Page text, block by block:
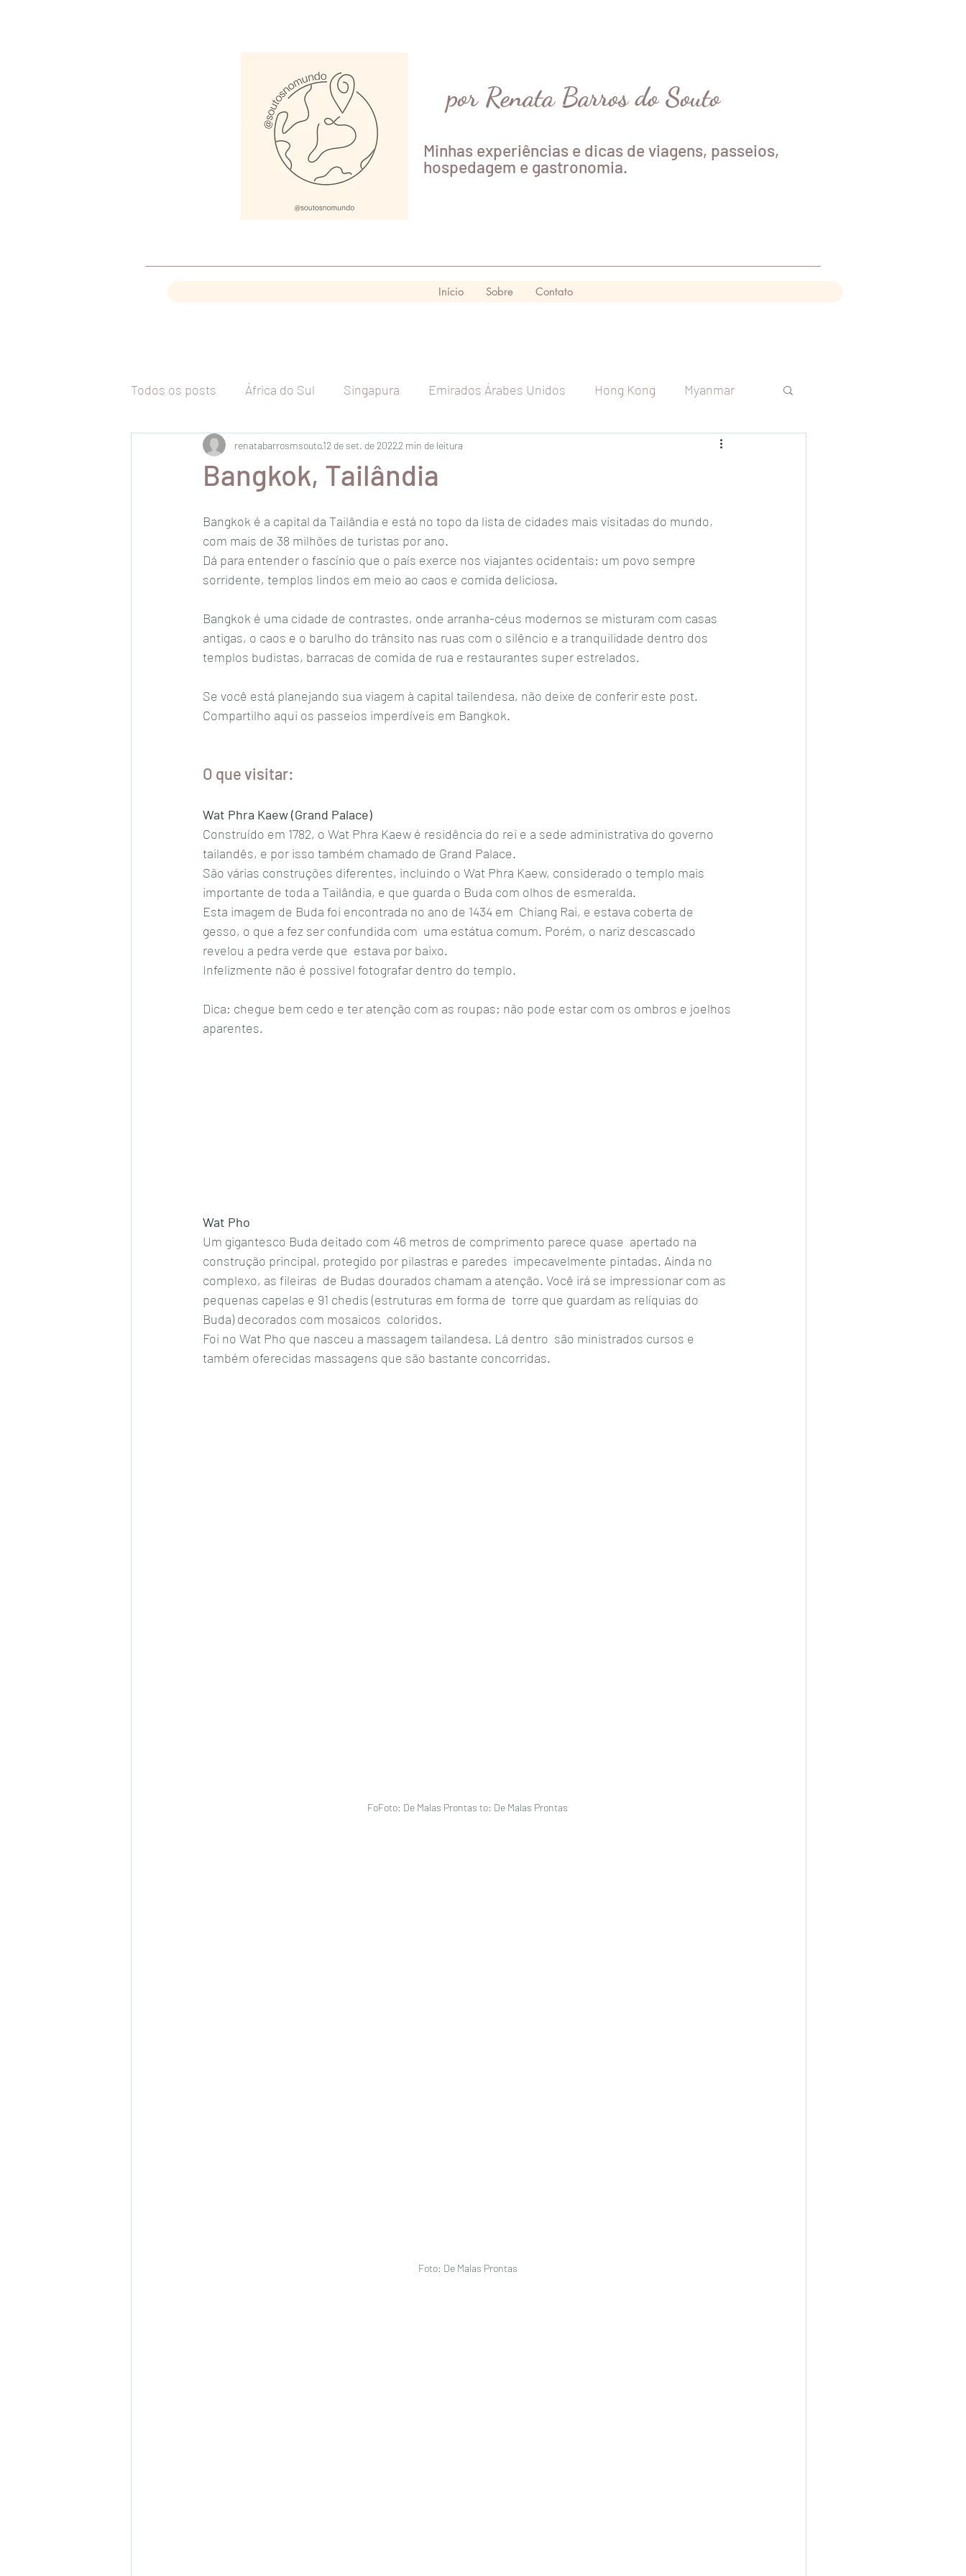
por Renata Barros do Souto
Minhas experiências e dicas de viagens, passeios,
hospedagem e gastronomia.
Início Sobre Contato
Todos os posts África do Sul Singapura Emirados Árabes Unidos Hong Kong Myanmar
Tailândia Malásia Vietnã Indonésia Índia Sri Lanka
Itália Inglaterra Espanha Bélgica França Holanda Argentina
Chile
Bangkok, Tailândia
renatabarrosmsouto12 de set. de 20222 min de leitura
Bangkok é a capital da Tailândia e está no topo da lista de cidades mais visitadas do mundo,
com mais de 38 milhões de turistas por ano.
Dá para entender o fascínio que o país exerce nos viajantes ocidentais: um povo sempre
sorridente, templos lindos em meio ao caos e comida deliciosa.
Bangkok é uma cidade de contrastes, onde arranha-céus modernos se misturam com casas
antigas, o caos e o barulho do trânsito nas ruas com o silêncio e a tranquilidade dentro dos
templos budistas, barracas de comida de rua e restaurantes super estrelados.
Se você está planejando sua viagem à capital tailendesa, não deixe de conferir este post.
Compartilho aqui os passeios imperdíveis em Bangkok.
O que visitar:
Wat Phra Kaew (Grand Palace)
Construído em 1782, o Wat Phra Kaew é residência do rei e a sede administrativa do governo
tailandês, e por isso também chamado de Grand Palace.
São várias construções diferentes, incluindo o Wat Phra Kaew, considerado o templo mais
importante de toda a Tailândia, e que guarda o Buda com olhos de esmeralda.
Esta imagem de Buda foi encontrada no ano de 1434 em  Chiang Rai, e estava coberta de
gesso, o que a fez ser confundida com  uma estátua comum. Porém, o nariz descascado
revelou a pedra verde que  estava por baixo.
Infelizmente não é possivel fotografar dentro do templo.
Dica: chegue bem cedo e ter atenção com as roupas: não pode estar com os ombros e joelhos
aparentes.
Wat Pho
Um gigantesco Buda deitado com 46 metros de comprimento parece quase  apertado na
construção principal, protegido por pilastras e paredes  impecavelmente pintadas. Ainda no
complexo, as fileiras  de Budas dourados chamam a atenção. Você irá se impressionar com as
pequenas capelas e 91 chedis (estruturas em forma de  torre que guardam as relíquias do
Buda) decorados com mosaicos  coloridos.
Foi no Wat Pho que nasceu a massagem tailandesa. Lá dentro  são ministrados cursos e
também oferecidas massagens que são bastante concorridas.
FoFoto: De Malas Prontas to: De Malas Prontas
Foto: De Malas Prontas